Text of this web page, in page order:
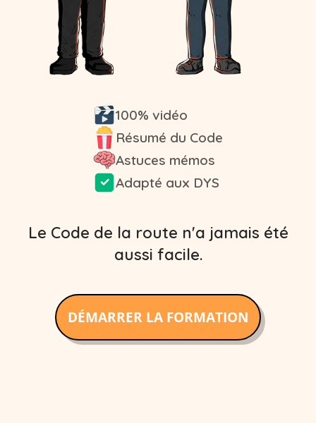
100% vidéo
Résumé du Code
Astuces mémos
Adapté aux DYS
Le Code de la route n'a jamais été
aussi facile.
DÉMARRER LA FORMATION